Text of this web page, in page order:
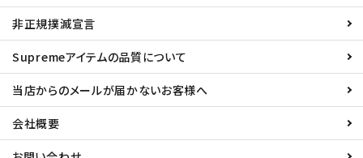
非正規撲滅宣言
Supremeアイテムの品質について
当店からのメールが届かないお客様へ
会社概要